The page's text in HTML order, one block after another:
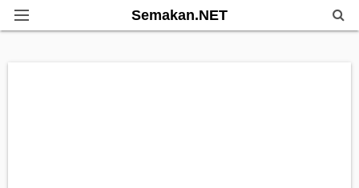
Semakan.NET